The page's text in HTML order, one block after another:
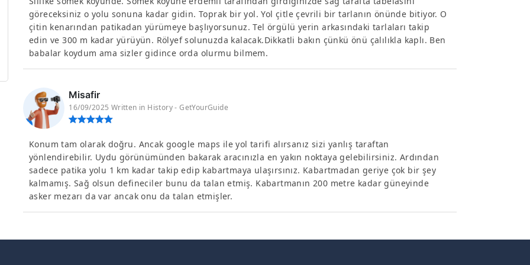
göreceksiniz o yolu sonuna kadar gidin. Toprak bir yol. Yol çitle çevrili bir tarlanın önünde bitiyor. O
çitin kenarından patikadan yürümeye başlıyorsunuz. Tel örgülü yerin arkasındaki tarlaları takip
edin ve 300 m kadar yürüyün. Rölyef solunuzda kalacak.Dikkatli bakın çünkü önü çalılıkla kaplı. Ben
babalar koydum ama sizler gidince orda olurmu bilmem.
Misafir
16/09/2025 Written in History - GetYourGuide
Konum tam olarak doğru. Ancak google maps ile yol tarifi alırsanız sizi yanlış taraftan
yönlendirebilir. Uydu görünümünden bakarak aracınızla en yakın noktaya gelebilirsiniz. Ardından
sadece patika yolu 1 km kadar takip edip kabartmaya ulaşırsınız. Kabartmadan geriye çok bir şey
kalmamış. Sağ olsun defineciler bunu da talan etmiş. Kabartmanın 200 metre kadar güneyinde
asker mezarı da var ancak onu da talan etmişler.